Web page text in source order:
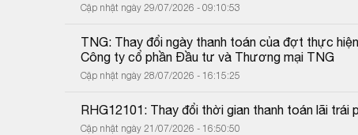
Cập nhật ngày 29/07/2026 - 09:10:53
TNG: Thay đổi ngày thanh toán của đợt thực
Công ty cổ phần Đầu tư và Thương mại TNG
Cập nhật ngày 28/07/2026 - 16:15:25
RHG12101: Thay đổi thời gian thanh toán lãi trái
Cập nhật ngày 21/07/2026 - 16:50:50